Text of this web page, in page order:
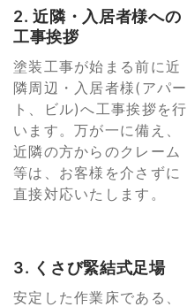
2. 近隣・入居者様への
工事挨拶
塗装工事が始まる前に近
隣周辺・入居者様(アパー
ト、ビル)へ工事挨拶を行
います。万が一に備え、
近隣の方からのクレーム
等は、お客様を介さずに
直接対応いたします。
3. くさび緊結式足場
安定した作業床である、